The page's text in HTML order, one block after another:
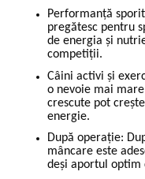
Performanță
pregătesc pentru
de energia și
competiții.
Câini activi și
o nevoie mai
crescute pot
energie.
După operație:
mâncare este
deși aportul optim